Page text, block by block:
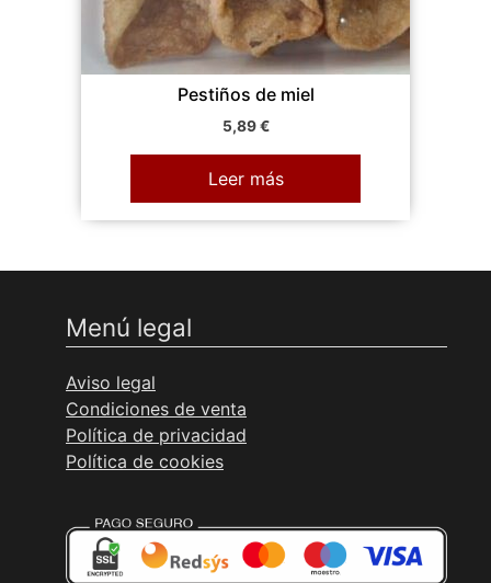
Pestiños de miel
5,89€
Leer más
Menú legal
Aviso legal
Condiciones de venta
Política de privacidad
Política de cookies